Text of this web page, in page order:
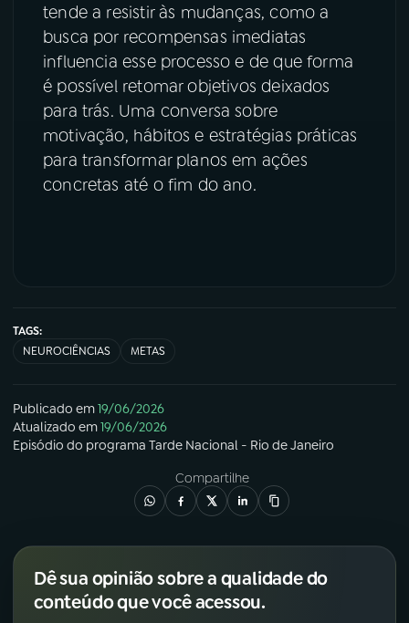
Instagram X
TikTok
tende a resistir às mudanças, como a
busca por recompensas imediatas
influencia esse processo e de que forma
é possível retomar objetivos deixados
para trás. Uma conversa sobre
motivação, hábitos e estratégias práticas
para transformar planos em ações
concretas até o fim do ano.
TAGS:
NEUROCIÊNCIAS
METAS
Publicado em19/06/2026
Atualizado em19/06/2026
Episódio do programa Tarde Nacional - Rio de Janeiro
Compartilhe
Dê sua opinião sobre a qualidade do
conteúdo que você acessou.